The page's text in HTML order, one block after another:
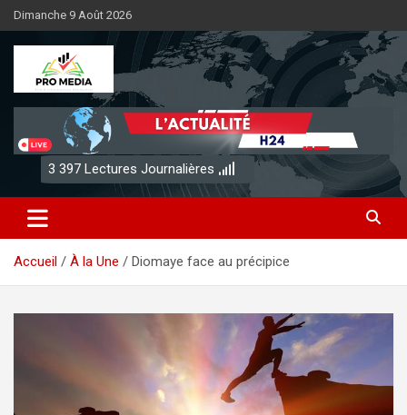
Aller
au
contenu
Dimanche 9 Août 2026
Sénégal Promedia
3 397 Lectures Journalières
Accueil À la Une Diomaye face au précipice